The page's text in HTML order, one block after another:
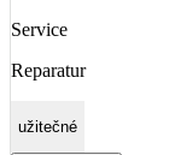
Service
Reparatur
užitečné